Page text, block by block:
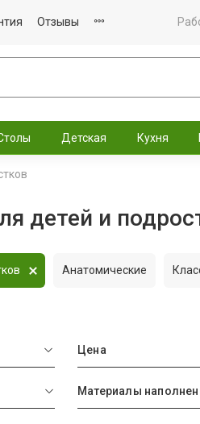
Отзывы
Детская Кухня
детей и
Анатомические
Цена
Материалы